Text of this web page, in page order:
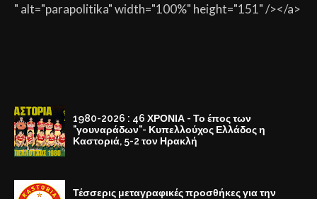
" alt="parapolitika" width="100%" height="151" /></a>
1980-2026 : 46 ΧΡΟΝΙΑ - Το έπος των
"γουναράδων"- Κυπελλούχος Ελλάδος η
Καστοριά, 5-2 τον Ηρακλή
Τέσσερις μεταγραφικές προσθήκες για την